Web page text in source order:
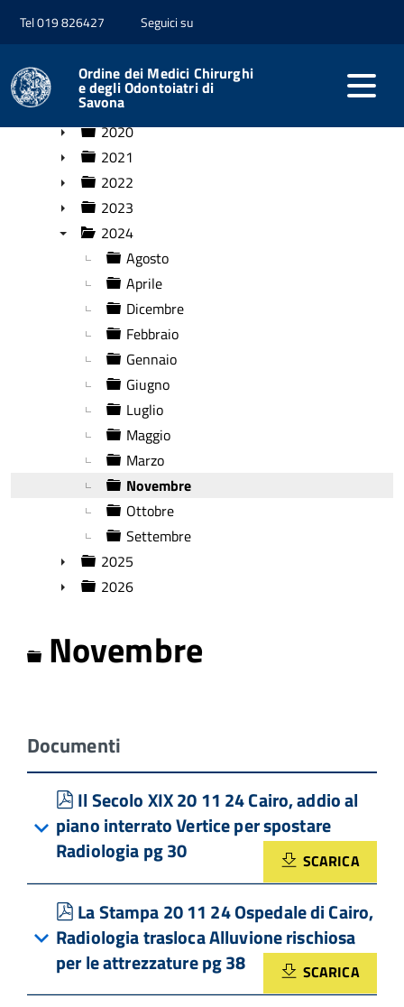
Tel 019 826427 Seguici su
Ordine dei Medici Chirurghi
e degli Odontoiatri di
Savona
Home Rassegna stampa
▼
Rassegna stampa
►
2019
►
2020
►
2021
►
2022
►
2023
2024
Agosto
Aprile
Dicembre
Febbraio
Gennaio
Giugno
Luglio
Maggio
Marzo
Novembre
Ottobre
Settembre
►
2025
2026
Cartella
Novembre
Documenti
pdf
Il Secolo XIX 20 11 24 Cairo, addio al
piano interrato Vertice per spostare
Radiologia pg 30
SCARICA
pdf
La Stampa 20 11 24 Ospedale di Cairo,
Radiologia trasloca Alluvione rischiosa
per le attrezzature pg 38
SCARICA